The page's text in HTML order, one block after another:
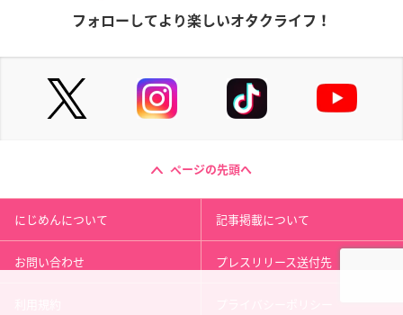
フォローしてより楽しいオタクライフ！
ページの先頭へ
にじめんについて 記事掲載について
お問い合わせ プレスリリース送付先